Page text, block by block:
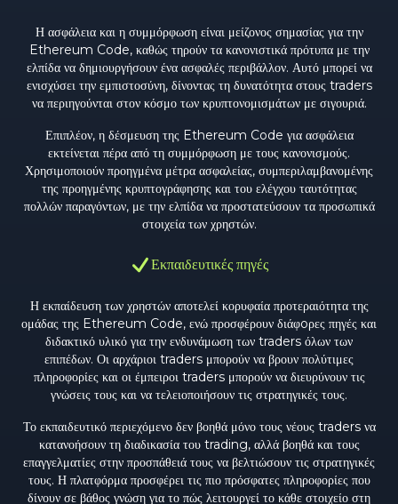
Η ασφάλεια και η συμμόρφωση είναι μείζονος σημασίας για την
Ethereum Code, καθώς τηρούν τα κανονιστικά πρότυπα με την
ελπίδα να δημιουργήσουν ένα ασφαλές περιβάλλον. Αυτό μπορεί να
ενισχύσει την εμπιστοσύνη, δίνοντας τη δυνατότητα στους traders
να περιηγούνται στον κόσμο των κρυπτονομισμάτων με σιγουριά.
Επιπλέον, η δέσμευση της Ethereum Code για ασφάλεια
εκτείνεται πέρα από τη συμμόρφωση με τους κανονισμούς.
Χρησιμοποιούν προηγμένα μέτρα ασφαλείας, συμπεριλαμβανομένης
της προηγμένης κρυπτογράφησης και του ελέγχου ταυτότητας
πολλών παραγόντων, με την ελπίδα να προστατεύσουν τα προσωπικά
στοιχεία των χρηστών.
Εκπαιδευτικές πηγές
Η εκπαίδευση των χρηστών αποτελεί κορυφαία προτεραιότητα της
ομάδας της Ethereum Code, ενώ προσφέρουν διάφoρες πηγές και
διδακτικό υλικό για την ενδυνάμωση των traders όλων των
επιπέδων. Οι αρχάριοι traders μπορούν να βρουν πολύτιμες
πληροφορίες και οι έμπειροι traders μπορούν να διευρύνουν τις
γνώσεις τους και να τελειοποιήσουν τις στρατηγικές τους.
Το εκπαιδευτικό περιεχόμενο δεν βοηθά μόνο τους νέους traders να
κατανοήσουν τη διαδικασία του trading, αλλά βοηθά και τους
επαγγελματίες στην προσπάθειά τους να βελτιώσουν τις στρατηγικές
τους. Η πλατφόρμα προσφέρει τις πιο πρόσφατες πληροφορίες που
δίνουν σε βάθος γνώση για το πώς λειτουργεί το κάθε στοιχείο στη